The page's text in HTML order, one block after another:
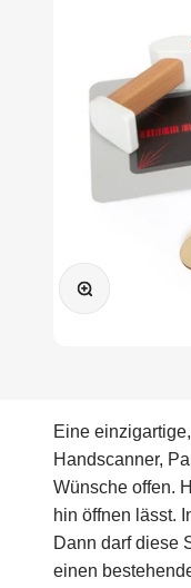
Bild vergrößern
Eine
Handscanner,
Wünsche offen.
hin öffnen lässt.
Dann darf diese
einen